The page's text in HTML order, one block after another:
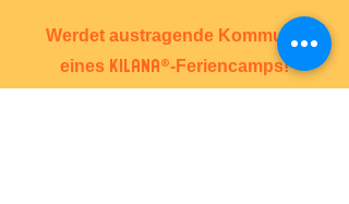
Werdet austragende Kommune
eines KILANA®-Feriencamps!